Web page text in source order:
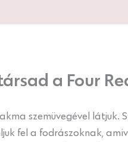
a Four
szemüvegével látjuk.
fel a fodrászoknak,